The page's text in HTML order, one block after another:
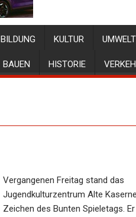
BILDUNG KULTUR
BAUEN HISTORIE
Vergangenen Freitag stand das
Jugendkulturzentrum Alte
Zeichen des Bunten Spieletags.